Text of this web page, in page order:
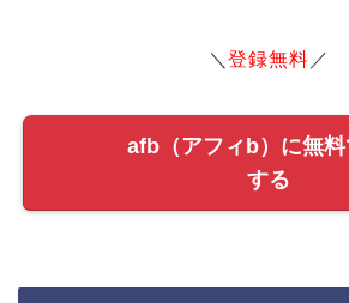
＼登録無料 ／
afb（アフィb）に無
する